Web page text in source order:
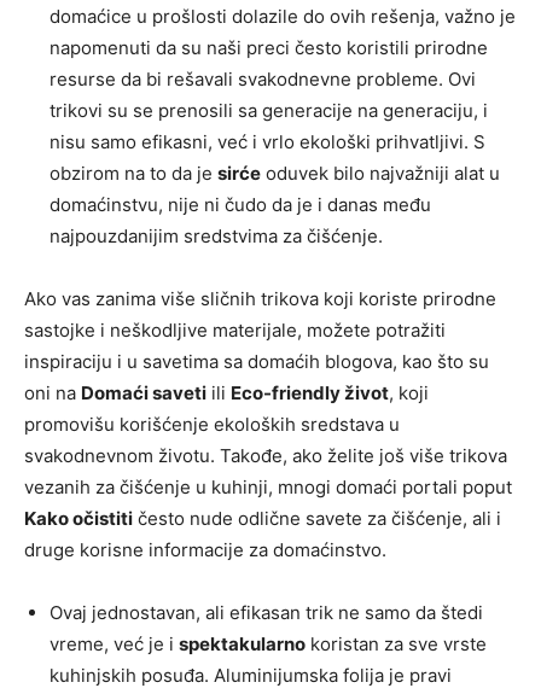
domaćice u prošlosti dolazile do ovih rešenja, važno je
napomenuti da su naši preci često koristili prirodne
resurse da bi rešavali svakodnevne probleme. Ovi
trikovi su se prenosili sa generacije na generaciju, i
nisu samo efikasni, već i vrlo ekološki prihvatljivi. S
obzirom na to da je sirće oduvek bilo najvažniji alat u
domaćinstvu, nije ni čudo da je i danas među
najpouzdanijim sredstvima za čišćenje.
Ako vas zanima više sličnih trikova koji koriste prirodne
sastojke i neškodljive materijale, možete potražiti
inspiraciju i u savetima sa domaćih blogova, kao što su
oni na Domaći saveti ili Eco-friendly život, koji
promovišu korišćenje ekoloških sredstava u
svakodnevnom životu. Takođe, ako želite još više trikova
vezanih za čišćenje u kuhinji, mnogi domaći portali poput
Kako očistiti često nude odlične savete za čišćenje, ali i
druge korisne informacije za domaćinstvo.
Ovaj jednostavan, ali efikasan trik ne samo da štedi
vreme, već je i spektakularno koristan za sve vrste
kuhinjskih posuđa. Aluminijumska folija je pravi